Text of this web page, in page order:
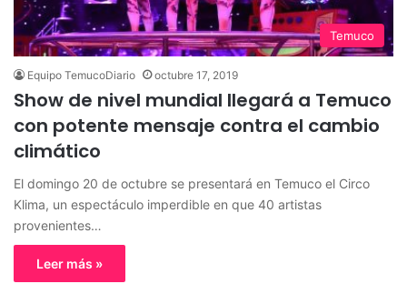
Temuco
Equipo TemucoDiario octubre 17, 2019
Show de nivel mundial llegará a Temuco
con potente mensaje contra el cambio
climático
El domingo 20 de octubre se presentará en Temuco el Circo
Klima, un espectáculo imperdible en que 40 artistas
provenientes…
Leer más »